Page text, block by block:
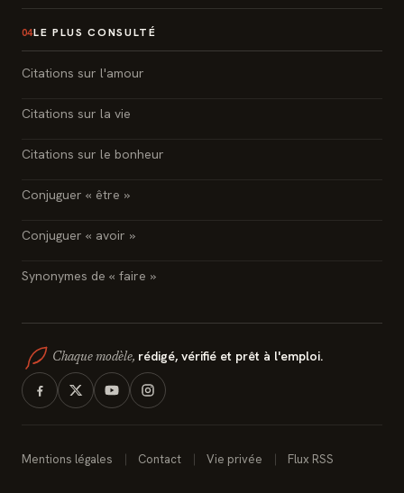
04LE PLUS CONSULTÉ
Citations sur l'amour
Citations sur la vie
Citations sur le bonheur
Conjuguer « être »
Conjuguer « avoir »
Synonymes de « faire »
Chaque modèle, rédigé, vérifié et prêt à l'emploi.
Mentions légales Contact Vie privée Flux RSS